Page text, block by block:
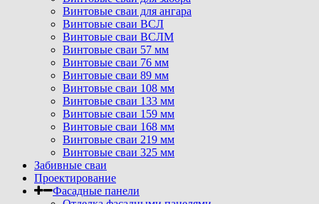
Винтовые сваи для ангара
Винтовые сваи ВСЛ
Винтовые сваи ВСЛМ
Винтовые сваи 57 мм
Винтовые сваи 76 мм
Винтовые сваи 89 мм
Винтовые сваи 108 мм
Винтовые сваи 133 мм
Винтовые сваи 159 мм
Винтовые сваи 168 мм
Винтовые сваи 219 мм
Винтовые сваи 325 мм
Забивные сваи
Проектирование
Фасадные панели